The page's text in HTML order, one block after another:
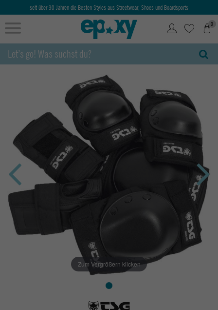
seit über 30 Jahren die Besten Styles aus Streetwear, Shoes und Boardsports
0
Zum Vergrößern klicken